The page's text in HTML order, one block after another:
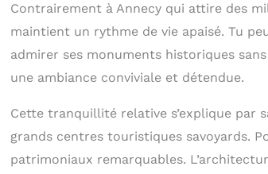
Contrairement à Annecy qui attire des
maintient un rythme de vie apaisé. Tu
admirer ses monuments historiques
une ambiance conviviale et détendue.
Cette tranquillité relative s’explique par
grands centres touristiques savoyards.
patrimoniaux remarquables.